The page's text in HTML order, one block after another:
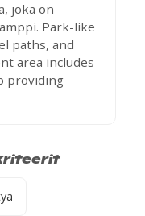
joka on
Park-like
paths, and
area includes
providing